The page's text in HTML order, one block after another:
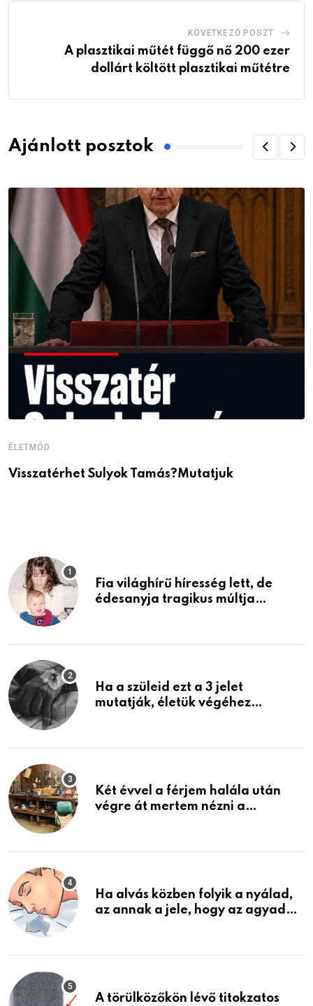
KÖVETKEZŐ POSZT
A plasztikai műtét függő nő 200 ezer
dollárt költött plasztikai műtétre
Ajánlott posztok
ÉLETMÓD
Visszatérhet Sulyok Tamás?Mutatjuk
Fia világhírű híresség lett, de
édesanyja tragikus múltja
Ha a szüleid ezt a 3 jelet
mutatják, életük végéhez
Két évvel a férjem halála után
végre át mertem nézni a
életemet
Ha alvás közben folyik a nyálad,
az annak a jele, hogy az agyad…
A törülközőkön lévő titokzatos